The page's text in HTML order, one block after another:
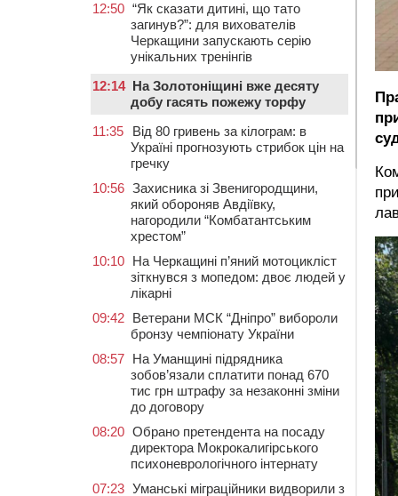
12:50 “Як сказати дитині, що тато
загинув?”: для вихователів
Черкащини запускають серію
унікальних тренінгів
12:14 На Золотоніщині вже десяту
добу гасять пожежу торфу
11:35
Від 80 гривень за кілограм: в
Україні прогнозують стрибок цін на
гречку
10:56 Захисника зі Звенигородщини,
який обороняв Авдіївку,
нагородили “Комбатантським
хрестом”
10:10 На Черкащині п’яний мотоцикліст
зіткнувся з мопедом: двоє людей у
лікарні
09:42 Ветерани МСК “Дніпро” вибороли
бронзу чемпіонату України
08:57 На Уманщині підрядника
зобов’язали сплатити понад 670
тис грн штрафу за незаконні зміни
до договору
08:20 Обрано претендента на посаду
директора Мокрокалигірського
психоневрологічного інтернату
07:23 Уманські міграційники видворили з